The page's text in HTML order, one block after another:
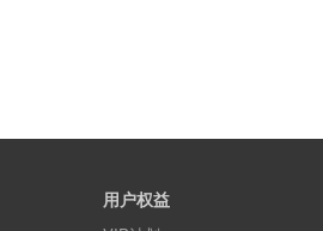
用户权益